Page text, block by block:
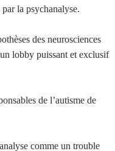
la psychanalyse.
des neurosciences
lobby puissant et exclusif
de l’autisme de
comme un trouble